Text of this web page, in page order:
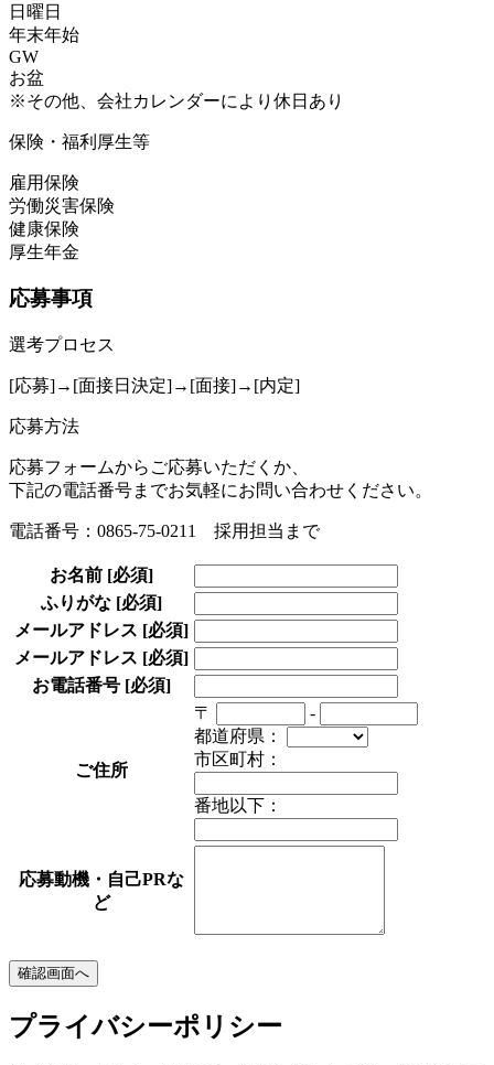
日曜日
年末年始
GW
お盆
※その他、会社カレンダーにより休日あり
保険・福利厚生等
雇用保険
労働災害保険
健康保険
厚生年金
応募事項
選考プロセス
[応募]→[面接日決定]→[面接]→[内定]
応募方法
応募フォームからご応募いただくか、
下記の電話番号までお気軽にお問い合わせください。
電話番号：0865-75-0211 採用担当まで
お名前 [必須]
ふりがな [必須]
メールアドレス [必須]
メールアドレス [必須]
お電話番号 [必須]
ご住所
〒
-
都道府県：
市区町村：
番地以下：
応募動機・自己PRな
ど
プライバシーポリシー